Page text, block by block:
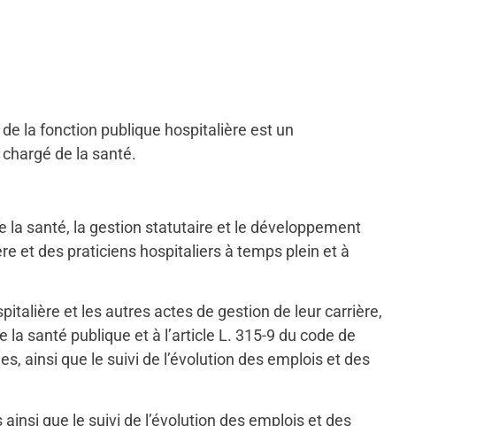
la fonction publique hospitalière est un
de la santé.
la santé, la gestion statutaire et le développement
et des praticiens hospitaliers à temps plein et à
et les autres actes de gestion de leur carrière,
la santé publique et à l’article L. 315-9 du code de
ainsi que le suivi de l’évolution des emplois et des
que le suivi de l’évolution des emplois et des